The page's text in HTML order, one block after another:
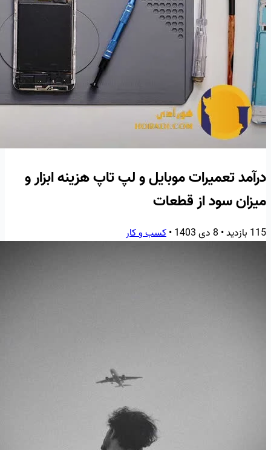
درآمد تعمیرات موبایل و لپ تاپ هزینه ابزار و
میزان سود از قطعات
115 بازدید • 8 دی 1403 •کسب و کار